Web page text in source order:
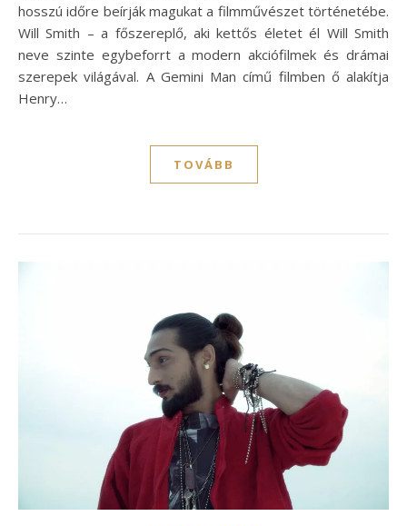
hosszú időre beírják magukat a filmművészet történetébe.
Will Smith – a főszereplő, aki kettős életet él Will Smith
neve szinte egybeforrt a modern akciófilmek és drámai
szerepek világával. A Gemini Man című filmben ő alakítja
Henry…
TOVÁBB